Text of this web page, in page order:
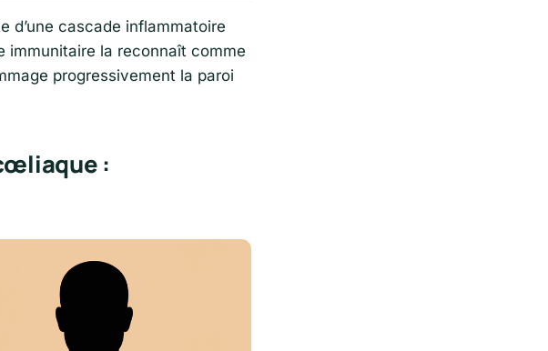
d’une cascade inflammatoire
immunitaire la reconnaît comme
progressivement la paroi
: